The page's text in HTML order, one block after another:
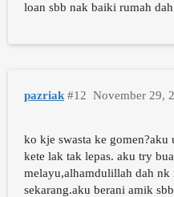
loan sbb nak baiki rumah
pazriak November 29,
#12
ko kje swasta ke
kete lak tak lepas. aku try
melayu,alhamdulillah dah nk
sekarang.aku berani amik